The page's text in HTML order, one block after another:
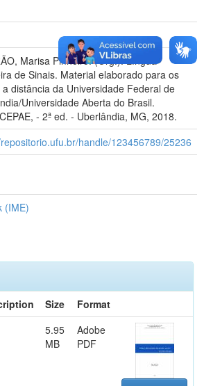
Marisa Pinheiro. (Org.). Língua
de Sinais. Material elaborado para os
distância da Universidade Federal de
Universidade Aberta do Brasil.
- 2ª ed. - Uberlândia, MG, 2018.
handle/123456789/25236
(IME)
Size
Format
5.95
MB
Adobe
PDF